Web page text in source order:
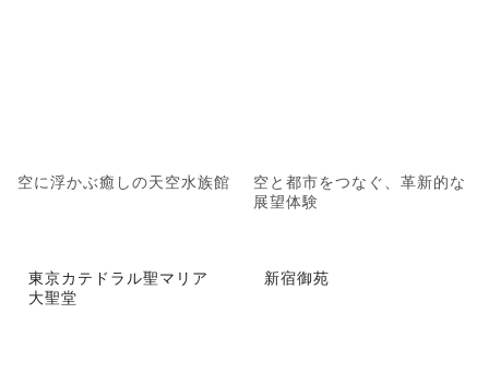
空に浮かぶ癒しの天空水族館
空と都市をつなぐ、革新的な
展望体験
東京カテドラル聖マリア
大聖堂
新宿御苑